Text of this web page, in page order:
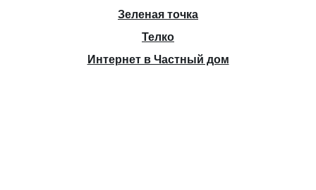
Зеленая точка
Телко
Интернет в Частный дом